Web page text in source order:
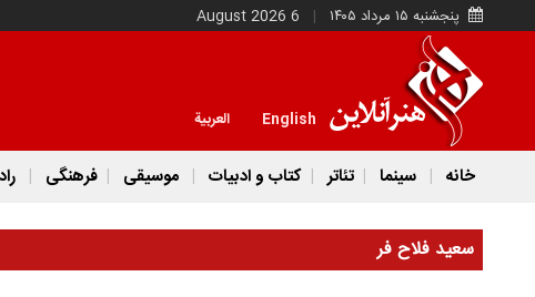
پنجشنبه ۱۵ مرداد ۱۴۰۵ 6 August 2026
English العربية
خانه سینما تئاتر کتاب و ادبیات موسیقی فرهنگی
سعید فلاح فر